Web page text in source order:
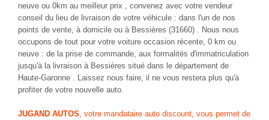
neuve ou 0km au meilleur prix , convenez avec votre vendeur
conseil du lieu de livraison de votre véhicule : dans l'un de nos
points de vente, à domicile ou à Bessières (31660) . Nous nous
occupons de tout pour votre voiture occasion récente, 0 km ou
neuve : de la prise de commande, aux formalités d'immatriculation
jusqu'à la livraison à Bessières situé dans le département de
Haute-Garonne . Laissez nous faire, il ne vous restera plus qu'à
profiter de votre nouvelle auto.
JUGAND AUTOS , votre mandataire auto discount, vous permet de